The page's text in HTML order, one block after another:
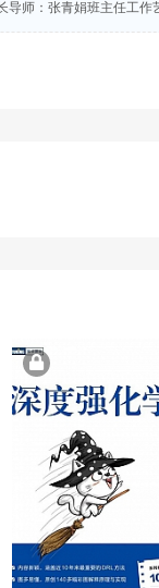
导师：张青娟班主任工作